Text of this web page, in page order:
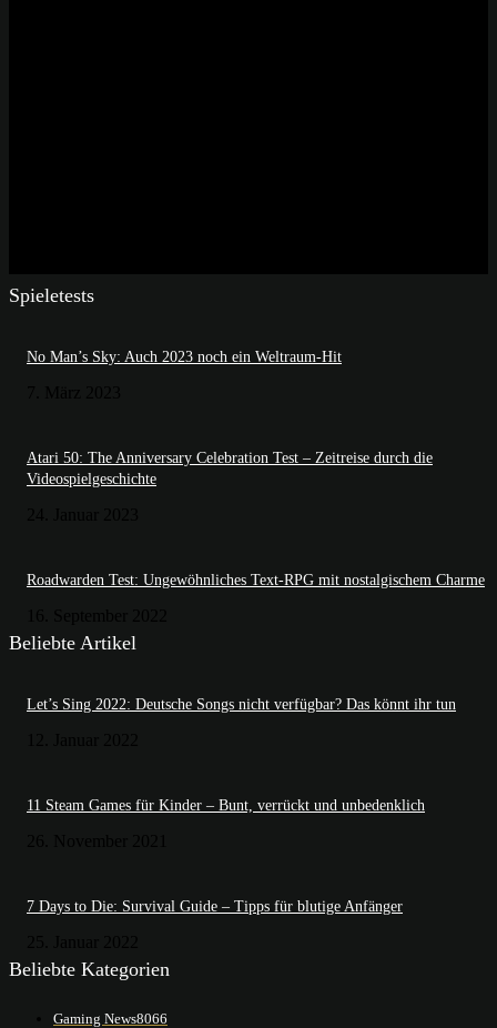
Spieletests
No Man’s Sky: Auch 2023 noch ein Weltraum-Hit
Atari 50: The Anniversary Celebration Test – Zeitreise durch die
Videospielgeschichte
Roadwarden Test: Ungewöhnliches Text-RPG mit nostalgischem Charme
Beliebte Artikel
Let’s Sing 2022: Deutsche Songs nicht verfügbar? Das könnt ihr tun
11 Steam Games für Kinder – Bunt, verrückt und unbedenklich
7 Days to Die: Survival Guide – Tipps für blutige Anfänger
Beliebte Kategorien
Gaming News8066